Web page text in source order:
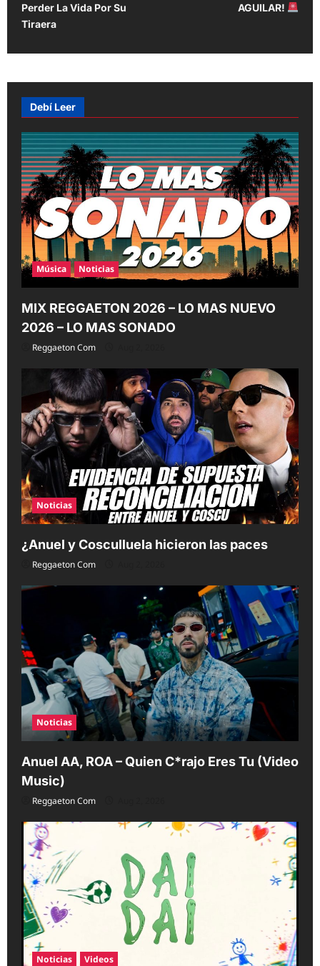
t
n
a
i
g
a
t
i
o
n
Perder La Vida Por Su
Tiraera
AGUILAR!
Debí Leer
Música Noticias
MIX REGGAETON 2026 – LO MAS NUEVO
2026 – LO MAS SONADO
Reggaeton Com
Noticias
¿Anuel y Cosculluela hicieron las paces
Reggaeton Com
Noticias
Anuel AA, ROA – Quien C*rajo Eres Tu (Video
Music)
Reggaeton Com
Noticias Videos